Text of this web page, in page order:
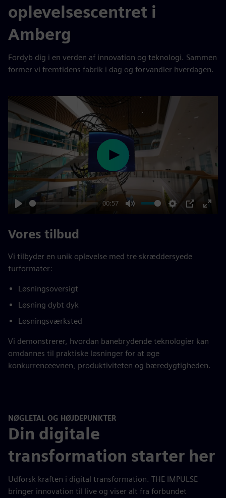
oplevelsescentret i
Amberg
Fordyb dig i en verden af innovation og teknologi. Sammen
former vi fremtidens fabrik i dag og forvandler hverdagen.
00:57
Play
Vores tilbud
Vi tilbyder en unik oplevelse med tre skræddersyede
turformater:
Løsningsoversigt
Løsning dybt dyk
Løsningsværksted
Vi demonstrerer, hvordan banebrydende teknologier kan
omdannes til praktiske løsninger for at øge
konkurrenceevnen, produktiviteten og bæredygtigheden.
NØGLETAL OG HØJDEPUNKTER
Din digitale
transformation starter her
Udforsk kraften i digital transformation. THE IMPULSE
bringer innovation til live og viser alt fra forbundet